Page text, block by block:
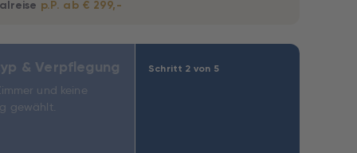
p.P. ab € 299,-
Schritt 2 von 5
& Verpflegung
und keine
gewählt.